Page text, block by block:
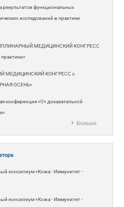
результатов функциональных
исследований в практике
МЕДИЦИНСКИЙ КОНГРЕСС
МЕДИЦИНСКИЙ КОНГРЕСС с
ОСЕНЬ»
конференция «От доказательной
Больше
консилиум «Кожа - Иммунитет -
консилиум «Кожа - Иммунитет -